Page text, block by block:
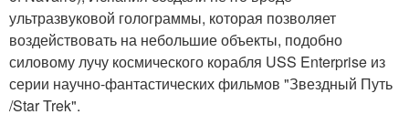
ультразвуковой голограммы, которая позволяет
воздействовать на небольшие объекты, подобно
силовому лучу космического корабля USS Enterprise из
серии научно-фантастических фильмов "Звездный Путь
/Star Trek".